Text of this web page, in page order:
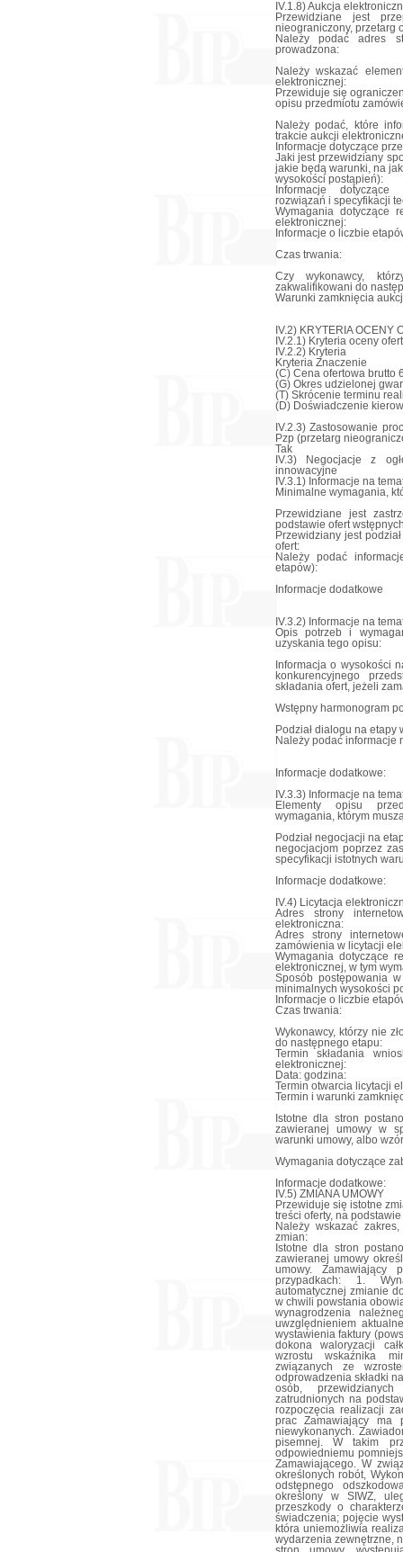
IV.1.8) Aukcja
Przewidziane jest
nieograniczony, przetarg
Należy podać adres
prowadzona:
Należy wskazać
elektronicznej:
Przewiduje się
opisu przedmiotu
Należy podać, które
trakcie aukcji
Informacje dotyczące
Jaki jest przewidziany
jakie będą warunki, na
wysokości postąpień):
Informacje dotyczące
rozwiązań i specyfikacji
Wymagania dotyczące
elektronicznej:
Informacje o liczbie
Czas trwania:
Czy wykonawcy,
zakwalifikowani do
Warunki zamknięcia
IV.2) KRYTERIA OCENY
IV.2.1) Kryteria oceny
IV.2.2) Kryteria
Kryteria Znaczenie
(C) Cena ofertowa brutto
(G) Okres udzielonej
(T) Skrócenie terminu
(D) Doświadczenie
IV.2.3) Zastosowanie
Pzp (przetarg
Tak
IV.3) Negocjacje z
innowacyjne
IV.3.1) Informacje na
Minimalne wymagania,
Przewidziane jest
podstawie ofert
Przewidziany jest
ofert:
Należy podać
etapów):
Informacje dodatkowe
IV.3.2) Informacje na
Opis potrzeb i
uzyskania tego opisu:
Informacja o wysokości
konkurencyjnego
składania ofert, jeżeli
Wstępny harmonogram
Podział dialogu na
Należy podać informacje
Informacje dodatkowe:
IV.3.3) Informacje na
Elementy opisu
wymagania, którym
Podział negocjacji na
negocjacjom poprzez
specyfikacji istotnych
Informacje dodatkowe:
IV.4) Licytacja
Adres strony
elektroniczna:
Adres strony
zamówienia w licytacji
Wymagania dotyczące
elektronicznej, w tym
Sposób postępowania
minimalnych wysokości
Informacje o liczbie
Czas trwania:
Wykonawcy, którzy nie
do następnego etapu:
Termin składania
elektronicznej:
Data: godzina:
Termin otwarcia licytacji
Termin i warunki
Istotne dla stron
zawieranej umowy w
warunki umowy, albo
Wymagania dotyczące
Informacje dodatkowe:
IV.5) ZMIANA UMOWY
Przewiduje się istotne
treści oferty, na
Należy wskazać
zmian:
Istotne dla stron
zawieranej umowy
umowy. Zamawiający
przypadkach: 1.
automatycznej zmianie
w chwili powstania
wynagrodzenia
uwzględnieniem
wystawienia faktury
dokona waloryzacji
wzrostu wskaźnika
związanych ze
odprowadzenia składki
osób,
zatrudnionych na
rozpoczęcia realizacji
prac Zamawiający ma
niewykonanych.
pisemnej. W takim
odpowiedniemu
Zamawiającego. W
określonych robót,
odstępnego
określony w SIWZ,
przeszkody o
świadczenia; pojęcie
która uniemożliwia
wydarzenia zewnętrzne,